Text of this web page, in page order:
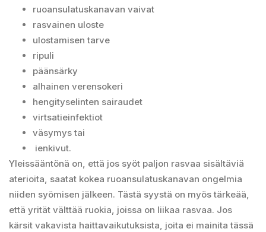
ruoansulatuskanavan vaivat
rasvainen uloste
ulostamisen tarve
ripuli
päänsärky
alhainen verensokeri
hengityselinten sairaudet
virtsatieinfektiot
väsymys tai
ienkivut.
Yleissääntönä on, että jos syöt paljon rasvaa sisältäviä
aterioita, saatat kokea ruoansulatuskanavan ongelmia
niiden syömisen jälkeen. Tästä syystä on myös tärkeää,
että yrität välttää ruokia, joissa on liikaa rasvaa. Jos
kärsit vakavista haittavaikutuksista, joita ei mainita tässä